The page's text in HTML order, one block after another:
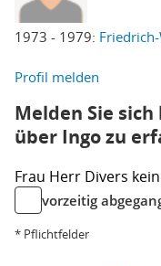
1973 - 1979:
Profil melden
Melden Sie
über Ingo zu
Frau Herr Divers
vorzeitig
* Pflichtfelder